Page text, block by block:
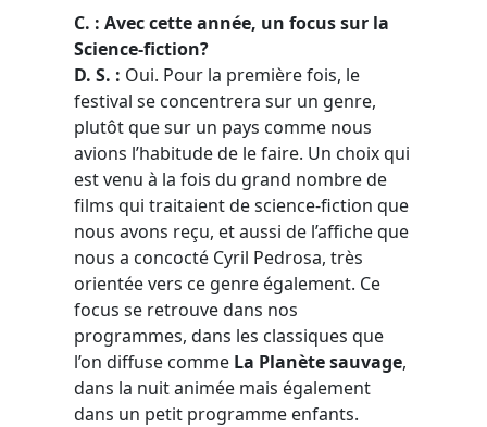
C. : Avec cette année, un focus sur la
Science-fiction?
D. S. : Oui. Pour la première fois, le
festival se concentrera sur un genre,
plutôt que sur un pays comme nous
avions l’habitude de le faire. Un choix qui
est venu à la fois du grand nombre de
films qui traitaient de science-fiction que
nous avons reçu, et aussi de l’affiche que
nous a concocté Cyril Pedrosa, très
orientée vers ce genre également. Ce
focus se retrouve dans nos
programmes, dans les classiques que
l’on diffuse comme La Planète sauvage,
dans la nuit animée mais également
dans un petit programme enfants.